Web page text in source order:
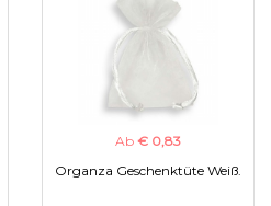
Ab € 0,83
Organza Geschenktüte Weiß.